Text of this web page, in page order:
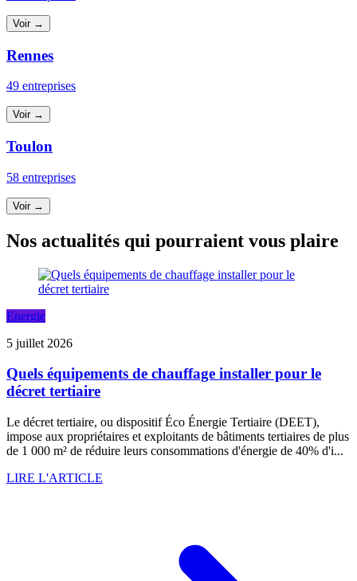
Voir →
Rennes
49 entreprises
Voir →
Toulon
58 entreprises
Voir →
Nos actualités qui pourraient vous plaire
Energie
5 juillet 2026
Quels équipements de chauffage installer pour le
décret tertiaire
Le décret tertiaire, ou dispositif Éco Énergie Tertiaire (DEET),
impose aux propriétaires et exploitants de bâtiments tertiaires de plus
de 1 000 m² de réduire leurs consommations d'énergie de 40% d'i...
LIRE L'ARTICLE